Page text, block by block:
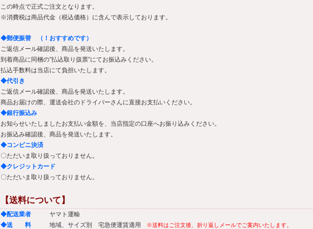
この時点で正式ご注文となります。
※消費税は商品代金（税込価格）に含んで表示しております。
◆郵便振替 （！おすすめです）
ご返信メール確認後、商品を発送いたします。
到着商品に同梱の”払込取り扱票”にてお振込みください。
払込手数料は当店にて負担いたします。
◆代引き
ご返信メール確認後、商品を発送いたします。
商品お届けの際、運送会社のドライバーさんに直接お支払いください。
◆銀行振込み
お知らせいたしましたお支払い金額を、当店指定の口座へお振り込みください。
お振込み確認後、商品を発送いたします。
◆コンビニ決済
〇ただいま取り扱っておりません。
◆クレジットカード
〇ただいま取り扱っておりません。
【送料について】
◆配送業者 ヤマト運輸
◆送 料 地域、サイズ別 宅急便運賃適用 ※送料はご注文後、折り返しメールでご案内いたします。